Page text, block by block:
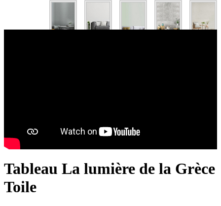
Tableau La lumière de la Grèce
Toile